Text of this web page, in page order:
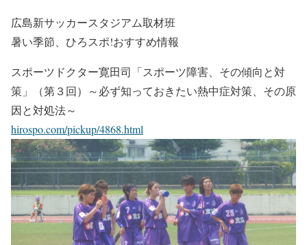
広島新サッカースタジアム取材班
暑い季節、ひろスポ!おすすめ情報
スポーツドクター寛田司「スポーツ障害、その傾向と対
策」（第３回）～必ず知っておきたい熱中症対策、その原
因と対処法～
hirospo.com/pickup/4868.html